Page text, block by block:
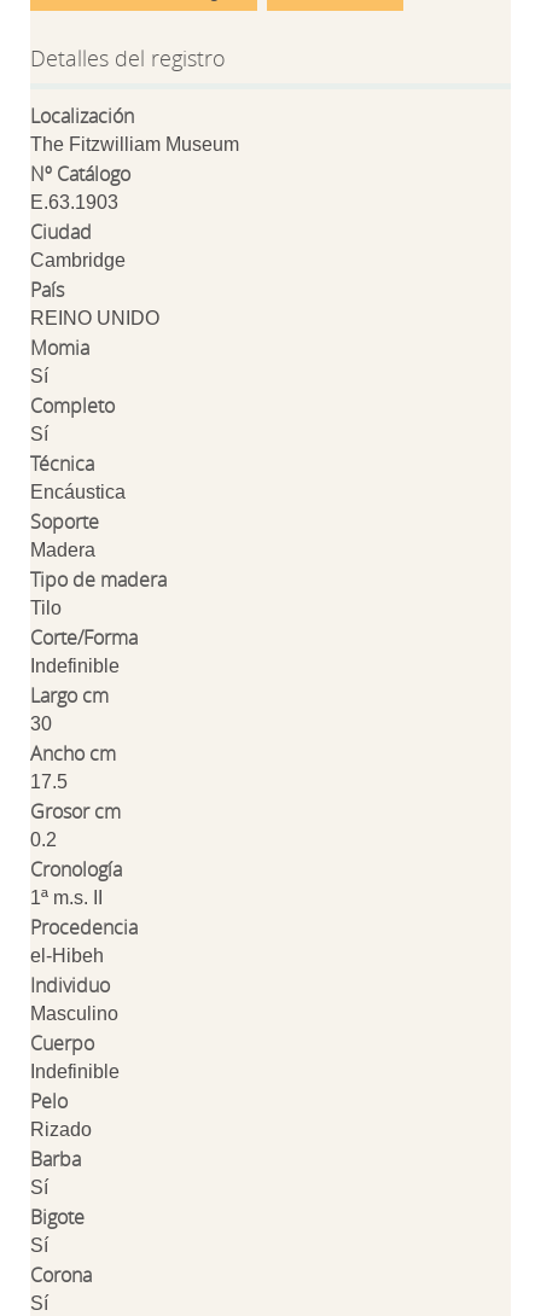
Detalles del registro
Localización
The Fitzwilliam Museum
Nº Catálogo
E.63.1903
Ciudad
Cambridge
País
REINO UNIDO
Momia
Sí
Completo
Sí
Técnica
Encáustica
Soporte
Madera
Tipo de madera
Tilo
Corte/Forma
Indefinible
Largo cm
30
Ancho cm
17.5
Grosor cm
0.2
Cronología
1ª m.s. II
Procedencia
el-Hibeh
Individuo
Masculino
Cuerpo
Indefinible
Pelo
Rizado
Barba
Sí
Bigote
Sí
Corona
Sí